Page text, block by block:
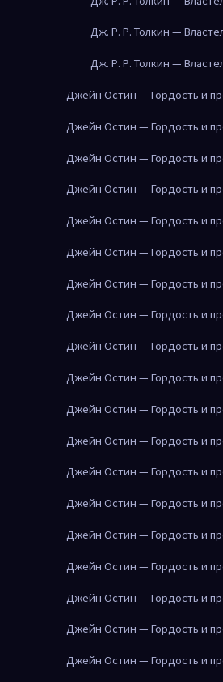
Дж. Р. Р. Толкин —
Дж. Р. Р. Толкин —
Джейн Остин — Гордость и
Джейн Остин — Гордость и
Джейн Остин — Гордость и
Джейн Остин — Гордость и
Джейн Остин — Гордость и
Джейн Остин — Гордость и
Джейн Остин — Гордость и
Джейн Остин — Гордость и
Джейн Остин — Гордость и
Джейн Остин — Гордость и
Джейн Остин — Гордость и
Джейн Остин — Гордость и
Джейн Остин — Гордость и
Джейн Остин — Гордость и
Джейн Остин — Гордость и
Джейн Остин — Гордость и
Джейн Остин — Гордость и
Джейн Остин — Гордость и
Джейн Остин — Гордость и